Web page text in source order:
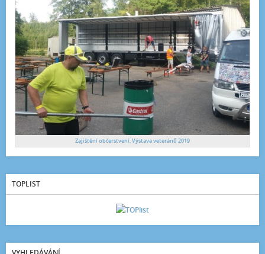
Zajištění občerstvení, Výstava veteránů 2019
TOPLIST